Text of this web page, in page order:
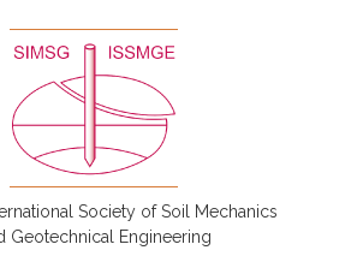
Society of Soil Mechanics
Geotechnical Engineering